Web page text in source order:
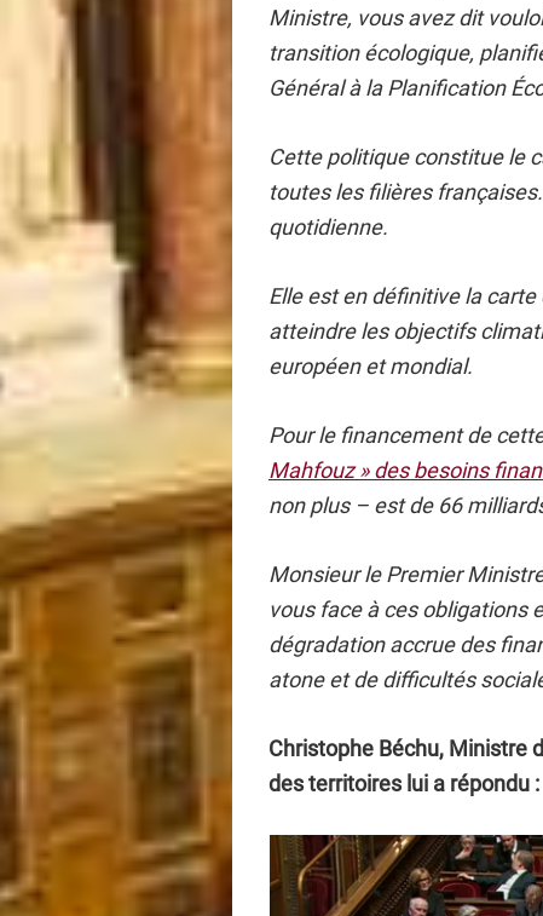
Ministre, vous avez dit
transition écologique,
Général à la Planification
Cette politique constitue le
toutes les filières
quotidienne.
Elle est en définitive la
atteindre les objectifs
européen et mondial.
Pour le financement de
Mahfouz » des besoins
non plus – est de 66
Monsieur le Premier
vous face à ces obligations
dégradation accrue des
atone et de difficultés
Christophe Béchu, Ministre
des territoires lui a répondu :